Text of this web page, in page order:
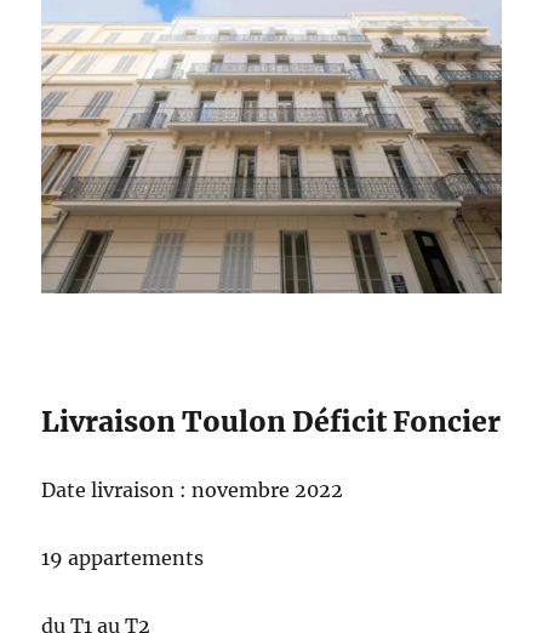
Livraison Toulon Déficit Foncier
Date livraison : novembre 2022
19 appartements
du T1 au T2